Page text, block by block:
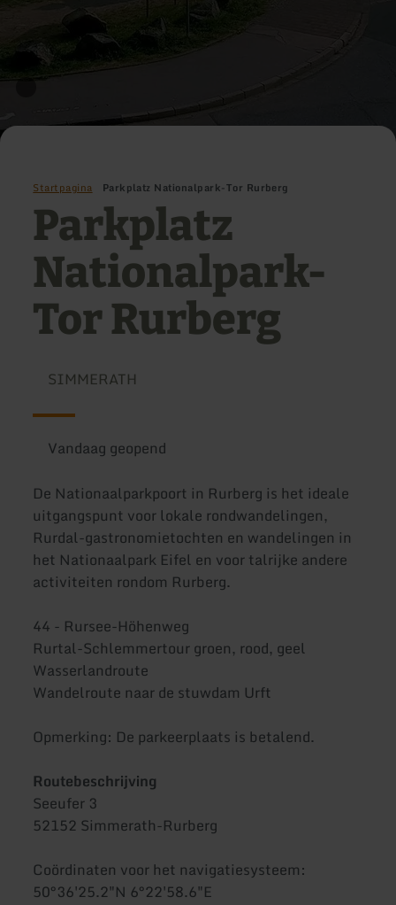
Startpagina Parkplatz Nationalpark-Tor Rurberg
Parkplatz
Nationalpark-
Tor Rurberg
SIMMERATH
Vandaag geopend
De Nationaalparkpoort in Rurberg is het ideale
uitgangspunt voor lokale rondwandelingen,
Rurdal-gastronomietochten en wandelingen in
het Nationaalpark Eifel en voor talrijke andere
activiteiten rondom Rurberg.
44 - Rursee-Höhenweg
Rurtal-Schlemmertour groen, rood, geel
Wasserlandroute
Wandelroute naar de stuwdam Urft
Opmerking: De parkeerplaats is betalend.
Routebeschrijving
Seeufer 3
52152 Simmerath-Rurberg
Coördinaten voor het navigatiesysteem:
50°36'25.2"N 6°22'58.6"E